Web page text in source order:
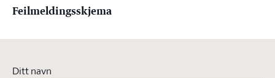
Feilmeldingsskjema
Ditt navn